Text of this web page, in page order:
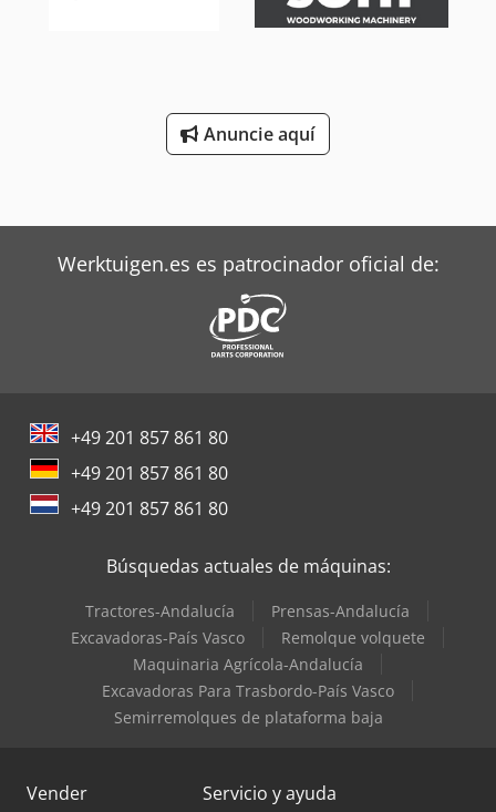
Anuncie aquí
Werktuigen.es es patrocinador oficial de:
+49 201 857 861 80
+49 201 857 861 80
+49 201 857 861 80
Búsquedas actuales de máquinas:
Tractores-Andalucía
Prensas-Andalucía
Excavadoras-País Vasco
Remolque volquete
Maquinaria Agrícola-Andalucía
Excavadoras Para Trasbordo-País Vasco
Semirremolques de plataforma baja
Vender Servicio y ayuda